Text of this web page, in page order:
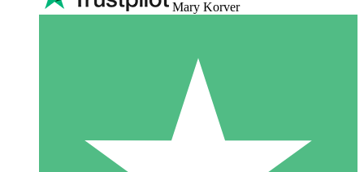
Mary Korver